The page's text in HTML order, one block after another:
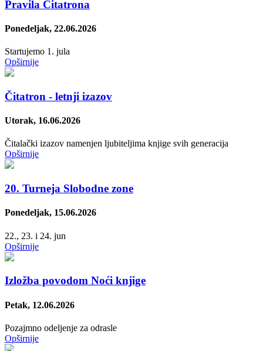
Pravila Čitatrona
Ponedeljak, 22.06.2026
Startujemo 1. jula
Opširnije
Čitatron - letnji izazov
Utorak, 16.06.2026
Čitalački izazov namenjen ljubiteljima knjige svih generacija
Opširnije
20. Turneja Slobodne zone
Ponedeljak, 15.06.2026
22., 23. i 24. jun
Opširnije
Izložba povodom Noći knjige
Petak, 12.06.2026
Pozajmno odeljenje za odrasle
Opširnije